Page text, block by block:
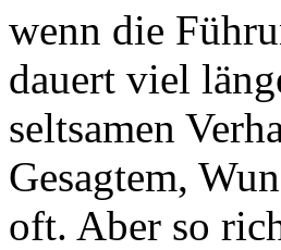
wenn die
dauert viel
seltsamen
Gesagtem,
oft. Aber so